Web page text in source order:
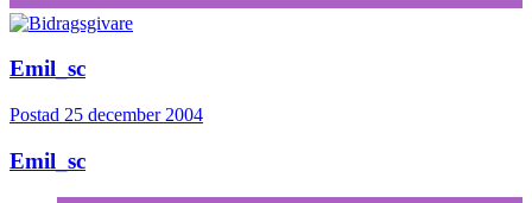
Emil_sc
Postad 25 december 2004
Emil_sc